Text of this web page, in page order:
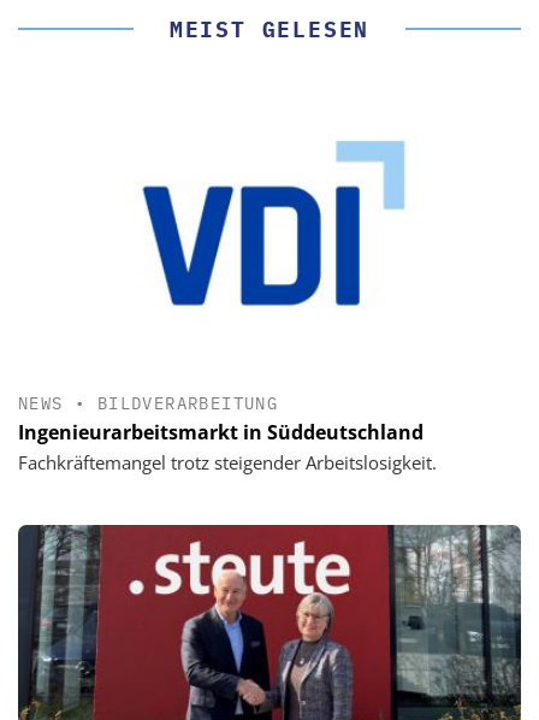
MEIST GELESEN
NEWS • BILDVERARBEITUNG
Ingenieurarbeitsmarkt in Süddeutschland
Fachkräftemangel trotz steigender Arbeitslosigkeit.